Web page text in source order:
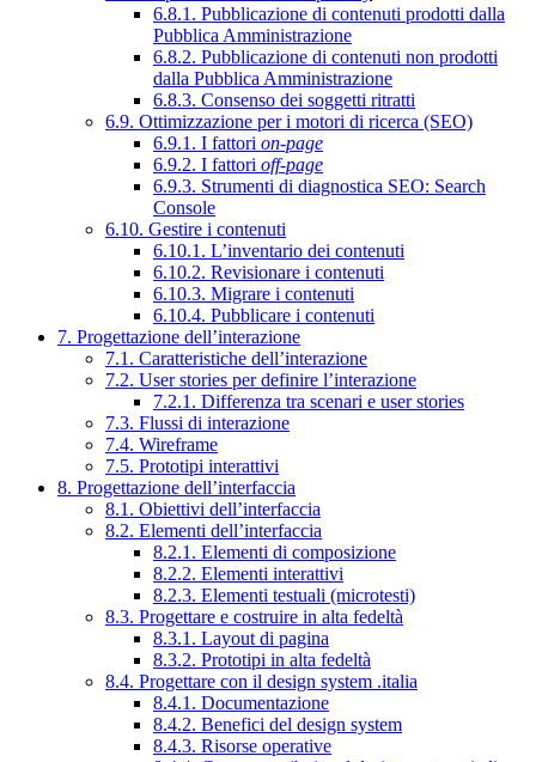
6.8.1. Pubblicazione di contenuti prodotti dalla
Pubblica Amministrazione
6.8.2. Pubblicazione di contenuti non prodotti
dalla Pubblica Amministrazione
6.8.3. Consenso dei soggetti ritratti
6.9. Ottimizzazione per i motori di ricerca (SEO)
6.9.1. I fattori on-page
6.9.2. I fattori off-page
6.9.3. Strumenti di diagnostica SEO: Search
Console
6.10. Gestire i contenuti
6.10.1. L’inventario dei contenuti
6.10.2. Revisionare i contenuti
6.10.3. Migrare i contenuti
6.10.4. Pubblicare i contenuti
7. Progettazione dell’interazione
7.1. Caratteristiche dell’interazione
7.2. User stories per definire l’interazione
7.2.1. Differenza tra scenari e user stories
7.3. Flussi di interazione
7.4. Wireframe
7.5. Prototipi interattivi
8. Progettazione dell’interfaccia
8.1. Obiettivi dell’interfaccia
8.2. Elementi dell’interfaccia
8.2.1. Elementi di composizione
8.2.2. Elementi interattivi
8.2.3. Elementi testuali (microtesti)
8.3. Progettare e costruire in alta fedeltà
8.3.1. Layout di pagina
8.3.2. Prototipi in alta fedeltà
8.4. Progettare con il design system .italia
8.4.1. Documentazione
8.4.2. Benefici del design system
8.4.3. Risorse operative